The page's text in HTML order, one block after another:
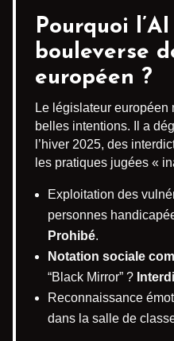
Pourquoi
bouleverse
européen ?
Le législateur européen
belles intentions. Il a
l’hiver 2025, des
les pratiques jugées «
Exploitation des
personnes
Prohibé.
Notation sociale
“Black Mirror” ?
Reconnaissance
dans la salle de